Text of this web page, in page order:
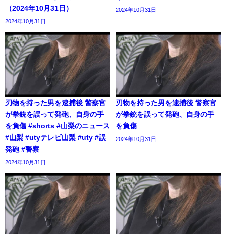
（2024年10月31日）
2024年10月31日
2024年10月31日
刃物を持った男を逮捕後 警察官
が拳銃を誤って発砲、自身の手
を負傷 #shorts #山梨のニュース
#山梨 #utyテレビ山梨 #uty #誤
発砲 #警察
2024年10月31日
刃物を持った男を逮捕後 警察官
が拳銃を誤って発砲、自身の手
を負傷
2024年10月31日